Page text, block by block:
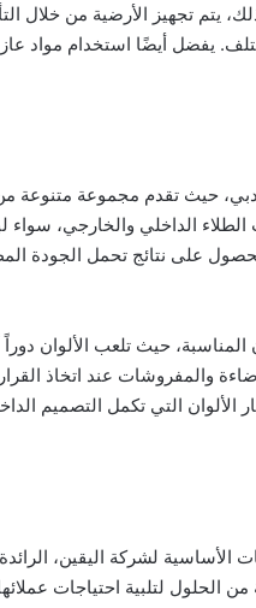
يتم تجهيز الأرضية من خلال
يفضل أيضًا استخدام مواد
حيث تقدم مجموعة متنوعة
الداخلي والخارجي، سواء
على نتائج تحمل الجودة
المناسبة، حيث تلعب الألوان
والمفروشات عند اتخاذ
الألوان التي تكمل التصميم
لشركة اليقين،
الحلول لتلبية احتياجات